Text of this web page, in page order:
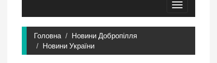
Toggle
navigation
Головна
Новини Добропілля
Новини України